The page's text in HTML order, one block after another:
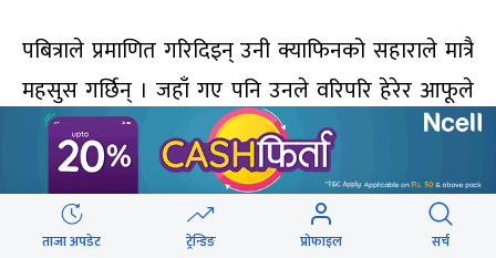
पबित्राले प्रमाणित गरिदिइन् उनी क्याफिनको सहाराले मात्रै
महसुस गर्छिन् । जहाँ गए पनि उनले वरिपरि हेरेर आफूले
खोजेको कुरा भेट्टाइहाल्थिन् । प्रेस गरिएको, उमालेको,
फिल्टर गरिएको, इन्स्ट्यान्ट जेसुकै होस्, उनले काम
चलाउँथिन् । यही किसिमको कफी चाहिन्छ भन्ने माग उनको
थिएन । मुख्य कुरा कफी कालो र कडा हुनुपर्थ्यो, मरेका
ताजा अपडेट ट्रेन्डिङ प्रोफाइल सर्च